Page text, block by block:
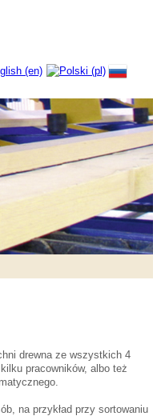
drewna ze wszystkich 4
pracowników, albo też
na przykład przy sortowaniu